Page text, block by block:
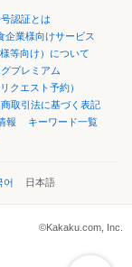
認証とは
企業様向けサービス
等向け）について
プレミアム
クエスト予約）
取引法に基づく表記
報
キーワード一覧
어 日本語
©Kakaku.com, Inc.